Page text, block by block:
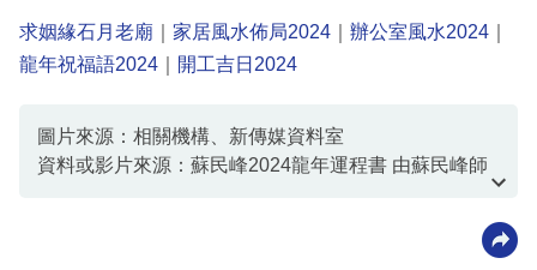
求姻緣石月老廟 家居風水佈局2024 辦公室風水2024
龍年祝福語2024
開工吉日2024
圖片來源：相關機構、新傳媒資料室
資料或影片來源：蘇民峰2024龍年運程書 由蘇民峰師